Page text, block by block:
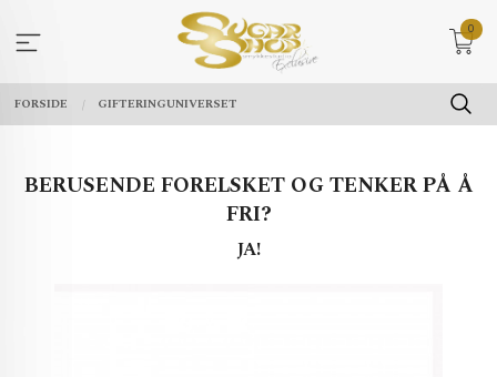
innholdet
0
FORSIDE GIFTERINGUNIVERSET
BERUSENDE FORELSKET OG TENKER PÅ Å
FRI?
JA!